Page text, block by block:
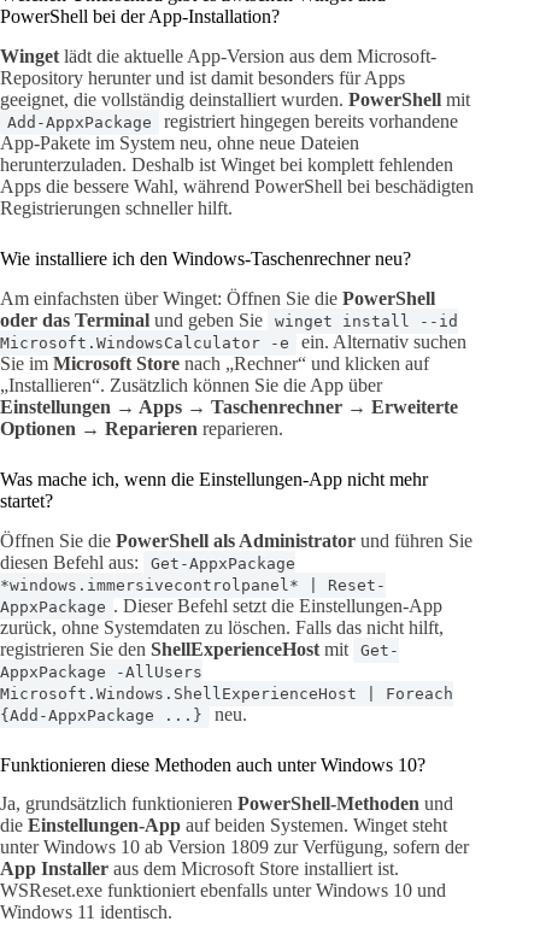
PowerShell bei der App-Installation?
Winget lädt die aktuelle App-Version aus dem Microsoft-
Repository herunter und ist damit besonders für Apps
geeignet, die vollständig deinstalliert wurden. PowerShell mit
Add-AppxPackage
registriert hingegen bereits vorhandene
App-Pakete im System neu, ohne neue Dateien
herunterzuladen. Deshalb ist Winget bei komplett fehlenden
Apps die bessere Wahl, während PowerShell bei beschädigten
Registrierungen schneller hilft.
Wie installiere ich den Windows-Taschenrechner neu?
Am einfachsten über Winget: Öffnen Sie die PowerShell
oder das Terminal und geben Sie
winget install --id
Microsoft.WindowsCalculator -e
ein. Alternativ suchen
Sie im Microsoft Store nach „Rechner“ und klicken auf
„Installieren“. Zusätzlich können Sie die App über
Einstellungen → Apps → Taschenrechner → Erweiterte
Optionen → Reparieren reparieren.
Was mache ich, wenn die Einstellungen-App nicht mehr
startet?
Öffnen Sie die PowerShell als Administrator und führen Sie
diesen Befehl aus:
Get-AppxPackage
*windows.immersivecontrolpanel* | Reset-
AppxPackage . Dieser Befehl setzt die Einstellungen-App
zurück, ohne Systemdaten zu löschen. Falls das nicht hilft,
registrieren Sie den ShellExperienceHost mit
Get-
AppxPackage -AllUsers
Microsoft.Windows.ShellExperienceHost | Foreach
{Add-AppxPackage ...}
neu.
Funktionieren diese Methoden auch unter Windows 10?
Ja, grundsätzlich funktionieren PowerShell-Methoden und
die Einstellungen-App auf beiden Systemen. Winget steht
unter Windows 10 ab Version 1809 zur Verfügung, sofern der
App Installer aus dem Microsoft Store installiert ist.
WSReset.exe funktioniert ebenfalls unter Windows 10 und
Windows 11 identisch.